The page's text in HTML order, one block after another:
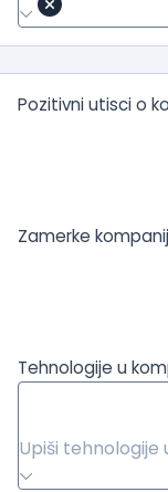
Pozitivni utisci o
Zamerke
Tehnologije u
Upiši tehnologije